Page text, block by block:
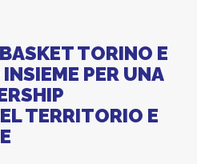
TORINO E
PER UNA
TERRITORIO E